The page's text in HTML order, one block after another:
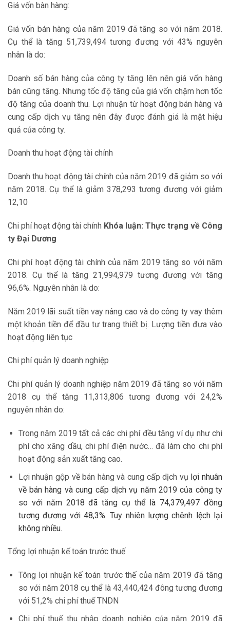
Giá vốn bàn hàng:
Giá vốn bán hàng của năm 2019 đã tăng so với năm 2018.
Cụ thể là tăng 51,739,494 tương đương với 43% nguyên
nhân là do:
Doanh số bán hàng của công ty tăng lên nên giá vốn hàng
bán cũng tăng. Nhưng tốc độ tăng của giá vốn chậm hơn tốc
độ tăng của doanh thu. Lợi nhuận từ hoạt động bán hàng và
cung cấp dịch vụ tăng nên đây được đánh giá là mặt hiệu
quả của công ty.
Doanh thu hoạt động tài chính
Doanh thu hoạt động tài chính của năm 2019 đã giảm so với
năm 2018. Cụ thể là giảm 378,293 tương đương với giảm
12,10
Chi phí hoạt động tài chính Khóa luận: Thực trạng về Công
ty Đại Dương
Chi phí hoạt động tài chính của năm 2019 tăng so với năm
2018. Cụ thể là tăng 21,994,979 tương đương với tăng
96,6%. Nguyên nhân là do:
Năm 2019 lãi suất tiền vay nâng cao và do công ty vay thêm
một khoản tiền để đầu tư trang thiết bị. Lượng tiền đưa vào
hoạt động liên tục
Chi phí quản lý doanh nghiệp
Chi phí quản lý doanh nghiệp năm 2019 đã tăng so với năm
2018 cụ thể tăng 11,313,806 tương đương với 24,2%
nguyên nhân do:
Trong năm 2019 tất cả các chi phí đều tăng ví dụ như chi
phí cho xăng dầu, chi phí điện nước… đã làm cho chi phí
hoạt động sản xuất tăng cao.
Lợi nhuận gộp về bán hàng và cung cấp dịch vụ lợi nhuân
về bán hàng và cung cấp dịch vụ năm 2019 của công ty
so với năm 2018 đã tăng cụ thể là 74,379,497 đồng
tương đương với 48,3%. Tuy nhiên lượng chênh lệch lại
không nhiều.
Tổng lợi nhuận kế toán trước thuế
Tông lợi nhuận kế toán trước thế của năm 2019 đã tăng
so với năm 2018 cụ thể là 43,440,424 đông tương đương
với 51,2% chi phí thuế TNDN
Chi phí thuế thu nhập doanh nghiệp của năm 2019 đã